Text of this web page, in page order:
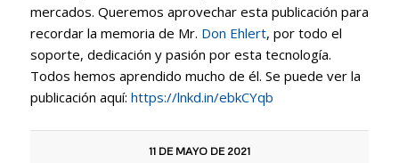
mercados. Queremos aprovechar esta publicación para
recordar la memoria de Mr. Don Ehlert, por todo el
soporte, dedicación y pasión por esta tecnología.
Todos hemos aprendido mucho de él. Se puede ver la
publicación aquí: https://lnkd.in/ebkCYqb
11 DE MAYO DE 2021